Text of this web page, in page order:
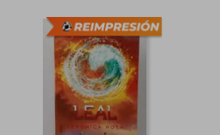
45%
dcto. $ 24.71